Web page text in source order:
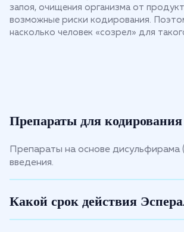
запоя, очищения организма от
возможные риски кодирования.
насколько человек «созрел» для
Препараты для
Препараты на основе
введения.
Какой срок действия